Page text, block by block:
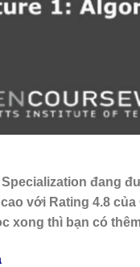
đang
với Rating 4.8
xong thì bạn có